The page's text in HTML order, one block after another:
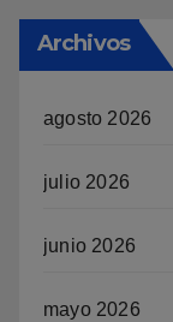
Archivos
agosto 2026
julio 2026
junio 2026
mayo 2026